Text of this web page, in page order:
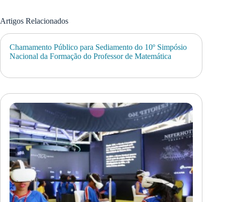
Artigos Relacionados
Chamamento Público para Sediamento do 10º Simpósio
Nacional da Formação do Professor de Matemática